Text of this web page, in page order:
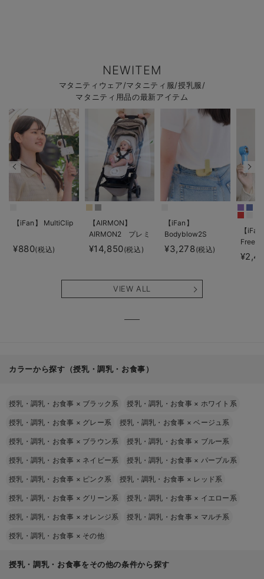
NEWITEM
マタニティウェア/マタニティ服/授乳服/
マタニティ用品の最新アイテム
【iFan】 MultiClip
¥880(税込)
【AIRMON】
AIRMON2 プレミ
アム
¥14,850(税込)
【iFan】
Bodyblow2S
¥3,278(税込)
【
Freeze
VIEW ALL
カラーから探す（授乳・調乳・お食事）
授乳・調乳・お食事 × ブラック系 授乳・調乳・お食事 × ホワイト系
授乳・調乳・お食事 × グレー系 授乳・調乳・お食事 ×ベージュ系
授乳・調乳・お食事 × ブラウン系 授乳・調乳・お食事 × ブルー系
授乳・調乳・お食事 × ネイビー系 授乳・調乳・お食事 × パープル系
授乳・調乳・お食事 × ピンク系 授乳・調乳・お食事 × レッド系
授乳・調乳・お食事 × グリーン系 授乳・調乳・お食事 × イエロー系
授乳・調乳・お食事 × オレンジ系 授乳・調乳・お食事 × マルチ系
授乳・調乳・お食事 × その他
授乳・調乳・お食事をその他の条件から探す